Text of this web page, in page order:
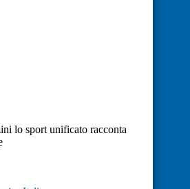
lo sport unificato racconta